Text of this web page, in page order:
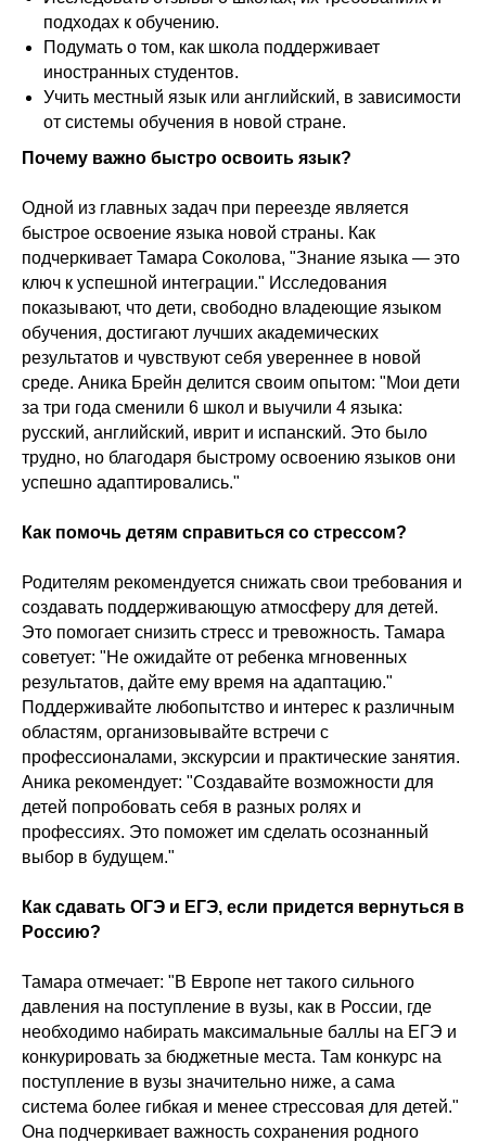
подходах к обучению.
Подумать о том, как школа поддерживает
иностранных студентов.
Учить местный язык или английский, в зависимости
от системы обучения в новой стране.
Почему важно быстро освоить язык?
Одной из главных задач при переезде является
быстрое освоение языка новой страны. Как
подчеркивает Тамара Соколова, "Знание языка — это
ключ к успешной интеграции." Исследования
показывают, что дети, свободно владеющие языком
обучения, достигают лучших академических
результатов и чувствуют себя увереннее в новой
среде. Аника Брейн делится своим опытом: "Мои дети
за три года сменили 6 школ и выучили 4 языка:
русский, английский, иврит и испанский. Это было
трудно, но благодаря быстрому освоению языков они
успешно адаптировались."
Как помочь детям справиться со стрессом?
Родителям рекомендуется снижать свои требования и
создавать поддерживающую атмосферу для детей.
Это помогает снизить стресс и тревожность. Тамара
советует: "Не ожидайте от ребенка мгновенных
результатов, дайте ему время на адаптацию."
Поддерживайте любопытство и интерес к различным
областям, организовывайте встречи с
профессионалами, экскурсии и практические занятия.
Аника рекомендует: "Создавайте возможности для
детей попробовать себя в разных ролях и
профессиях. Это поможет им сделать осознанный
выбор в будущем."
Как сдавать ОГЭ и ЕГЭ, если придется вернуться в
Россию?
Тамара отмечает: "В Европе нет такого сильного
давления на поступление в вузы, как в России, где
необходимо набирать максимальные баллы на ЕГЭ и
конкурировать за бюджетные места. Там конкурс на
поступление в вузы значительно ниже, а сама
система более гибкая и менее стрессовая для детей."
Она подчеркивает важность сохранения родного